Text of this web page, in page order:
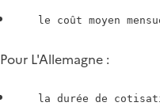
Pour L'Allemagne :